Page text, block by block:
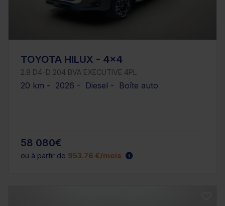
TOYOTA HILUX - 4x4
2.8 D4-D 204 BVA EXECUTIVE 4PL
20 km - 2026 - Diesel - Boîte auto
58 080€
ou à partir de 953.76 €/mois